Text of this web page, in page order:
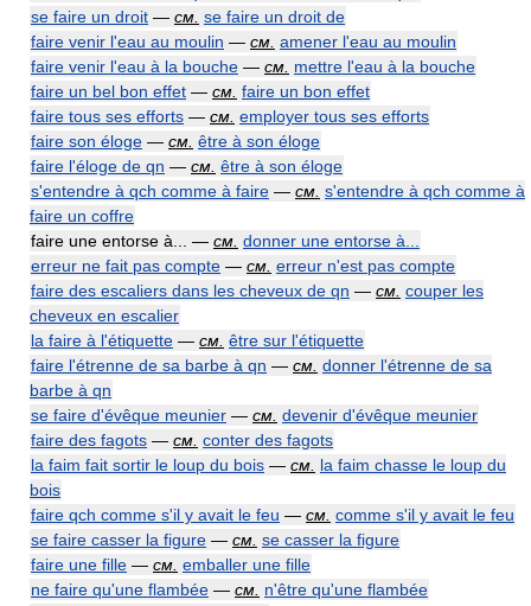
se faire un droit — см. se faire un droit de
faire venir l'eau au moulin — см. amener l'eau au moulin
faire venir l'eau à la bouche — см. mettre l'eau à la bouche
faire un bel bon effet — см. faire un bon effet
faire tous ses efforts — см. employer tous ses efforts
faire son éloge — см. être à son éloge
faire l'éloge de qn — см. être à son éloge
s'entendre à qch comme à faire — см. s'entendre à qch comme à
faire un coffre
faire une entorse à... — см. donner une entorse à...
erreur ne fait pas compte — см. erreur n'est pas compte
faire des escaliers dans les cheveux de qn — см. couper les
cheveux en escalier
la faire à l'étiquette — см. être sur l'étiquette
faire l'étrenne de sa barbe à qn — см. donner l'étrenne de sa
barbe à qn
se faire d'évêque meunier — см. devenir d'évêque meunier
faire des fagots — см. conter des fagots
la faim fait sortir le loup du bois — см. la faim chasse le loup du
bois
faire qch comme s'il y avait le feu — см. comme s'il y avait le feu
se faire casser la figure — см. se casser la figure
faire une fille — см. emballer une fille
ne faire qu'une flambée — см. n'être qu'une flambée